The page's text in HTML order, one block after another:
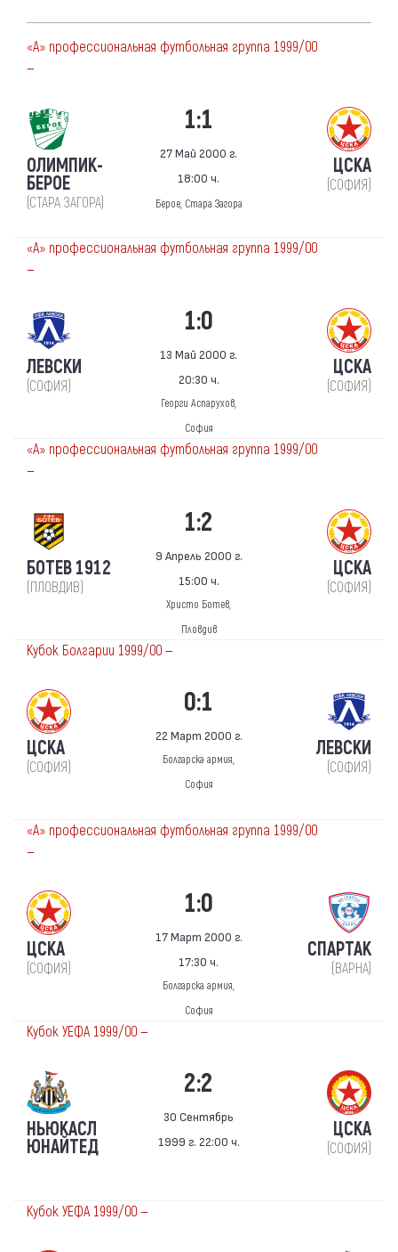
«А» профессиональная футбольная группа 1999/00
—
ОЛИМПИК-
БЕРОЕ
(СТАРА ЗАГОРА)
1:1
27 Май 2000 г.
18:00 ч.
Берое, Стара Загора
ЦСКА
(СОФИЯ)
«А» профессиональная футбольная группа 1999/00
—
ЛЕВСКИ
(СОФИЯ)
1:0
13 Май 2000 г.
20:30 ч.
Георги Аспарухов,
София
ЦСКА
(СОФИЯ)
«А» профессиональная футбольная группа 1999/00
—
БОТЕВ 1912
(ПЛОВДИВ)
1:2
9 Апрель 2000 г.
15:00 ч.
Христо Ботев,
Пловдив
ЦСКА
(СОФИЯ)
Кубок Болгарии 1999/00 —
ЦСКА
(СОФИЯ)
0:1
22 Март 2000 г.
Болгарска армия,
София
ЛЕВСКИ
(СОФИЯ)
«А» профессиональная футбольная группа 1999/00
—
ЦСКА
(СОФИЯ)
1:0
17 Март 2000 г.
17:30 ч.
Болгарска армия,
София
СПАРТАК
(ВАРНА)
Кубок УЕФА 1999/00 —
НЬЮКАСЛ
ЮНАЙТЕД
2:2
30 Сентябрь
1999 г. 22:00 ч.
ЦСКА
(СОФИЯ)
Кубок УЕФА 1999/00 —